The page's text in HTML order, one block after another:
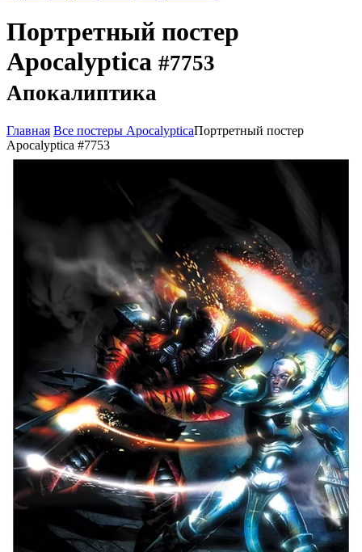
Портретный постер
Apocalyptica #7753
Апокалиптика
Главная Все постеры ApocalypticaПортретный постер
Apocalyptica #7753